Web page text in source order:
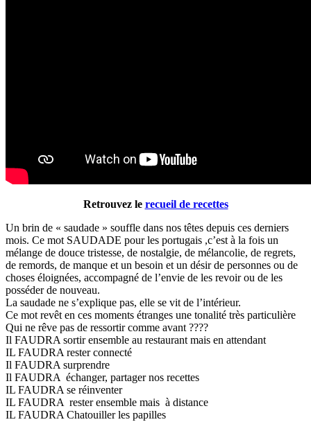
Retrouvez le recueil de recettes
Un brin de « saudade » souffle dans nos têtes depuis ces derniers
mois. Ce mot SAUDADE pour les portugais ,c’est à la fois un
mélange de douce tristesse, de nostalgie, de mélancolie, de regrets,
de remords, de manque et un besoin et un désir de personnes ou de
choses éloignées, accompagné de l’envie de les revoir ou de les
posséder de nouveau.
La saudade ne s’explique pas, elle se vit de l’intérieur.
Ce mot revêt en ces moments étranges une tonalité très particulière
Qui ne rêve pas de ressortir comme avant ????
Il FAUDRA sortir ensemble au restaurant mais en attendant
IL FAUDRA rester connecté
Il FAUDRA surprendre
Il FAUDRA échanger, partager nos recettes
IL FAUDRA se réinventer
IL FAUDRA rester ensemble mais à distance
IL FAUDRA Chatouiller les papilles